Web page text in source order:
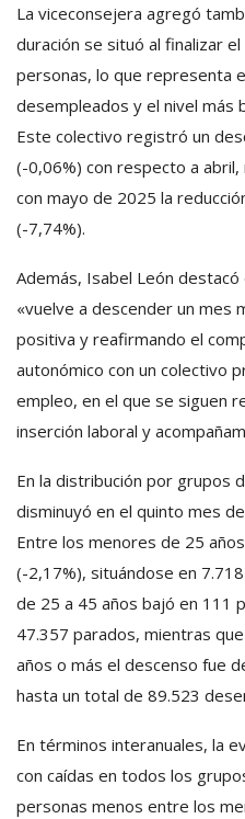
La viceconsejera agregó
duración se situó al finalizar
personas, lo que representa
desempleados y el nivel más
Este colectivo registró un
(-0,06%) con respecto a
con mayo de 2025 la
(-7,74%).
Además, Isabel León
«vuelve a descender un mes
positiva y reafirmando el
autonómico con un colectivo
empleo, en el que se siguen
inserción laboral y
En la distribución por grupos
disminuyó en el quinto mes
Entre los menores de 25
(-2,17%), situándose en
de 25 a 45 años bajó en 111
47.357 parados, mientras
años o más el descenso fue
hasta un total de 89.523
En términos interanuales, la
con caídas en todos los
personas menos entre los